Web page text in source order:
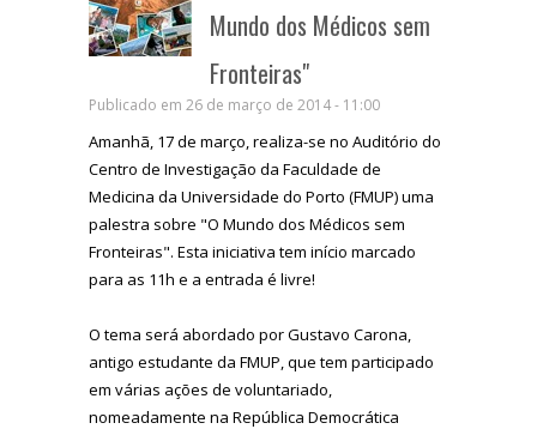
Mundo dos Médicos sem
Fronteiras"
Publicado em 26 de março de 2014 - 11:00
Amanhã, 17 de março, realiza-se no Auditório do
Centro de Investigação da Faculdade de
Medicina da Universidade do Porto (FMUP) uma
palestra sobre "O Mundo dos Médicos sem
Fronteiras". Esta iniciativa tem início marcado
para as 11h e a entrada é livre!
O tema será abordado por Gustavo Carona,
antigo estudante da FMUP, que tem participado
em várias ações de voluntariado,
nomeadamente na República Democrática